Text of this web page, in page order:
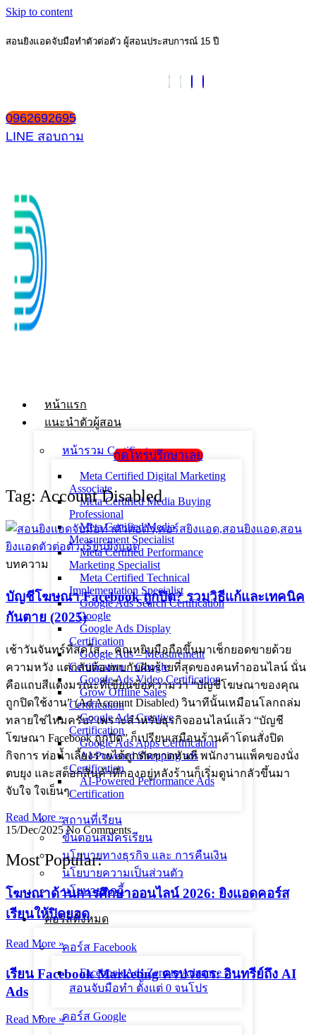
Skip to content
สอนยิงแอดจับมือทำตัวต่อตัว ผู้สอนประสบการณ์ 15 ปี
0962692695
LINE สอบถาม
หน้าแรก
แนะนำตัวผู้สอน
หน้ารวม Certificate
Meta Certified Digital Marketing
Associate
Meta Certified Media Buying
Professional
Meta Certified Media
Measurement Specialist
Meta Certified Performance
Marketing Specialist
Meta Certified Technical
Implementation Specialist
Google Ads Search Certification
_ Google
Google Ads Display
Certification
Google Ads – Measurement
Certification _ Google
Google Ads Video Certification
Grow Offline Sales
Certification
Google Ads Creative
Certification
Google Ads Apps Certification
AI-Powered Shopping ads
Certification
AI-Powered Performance Ads
Certification
สถานที่เรียน
ขั้นตอนสมัครเรียน
นโยบายทางธุรกิจ และ การคืนเงิน
นโยบายความเป็นส่วนตัว
นโยบายคุกกี้
คอร์สทั้งหมด
คอร์ส Facebook
Facebook Ads Zero to Advance –
สอนจับมือทำ ตั้งแต่ 0 จนโปร
คอร์ส Google
กดโทรปรึกษาเลย
Tag: Account Disabled
บทความ
บัญชีโฆษณา Facebook ถูกปิด? รวมวิธีแก้และเทคนิค
กันตาย (2025)
เช้าวันจันทร์ที่สดใส… คุณหยิบมือถือขึ้นมาเช็กยอดขายด้วย
ความหวัง แต่กลับต้องพบกับฝันร้ายที่สุดของคนทำออนไลน์ นั่น
คือแถบสีแดงมรณะที่เขียนข้อความว่า “บัญชีโฆษณาของคุณ
ถูกปิดใช้งาน” (Ad Account Disabled) วินาทีนั้นเหมือนโลกถล่ม
ทลายใช่ไหมครับ? เพราะสำหรับธุรกิจออนไลน์แล้ว “บัญชี
โฆษณา Facebook ถูกปิด” ก็เปรียบเสมือนร้านค้าโดนสั่งปิด
กิจการ ท่อน้ำเลี้ยงรายได้ถูกตัดขาดทันที พนักงานแพ็คของนั่ง
ตบยุง และสต็อกสินค้าที่กองอยู่หลังร้านก็เริ่มดูน่ากลัวขึ้นมา
จับใจ ใจเย็นๆ
Read More »
15/Dec/2025No Comments
Most Popular:
โฆษณาด้านการศึกษาออนไลน์ 2026: ยิงแอดคอร์ส
เรียนให้ปิดยอด
Read More »
เรียน Facebook Marketing ครบวงจร: อินทรีย์ถึง AI
Ads
Read More »